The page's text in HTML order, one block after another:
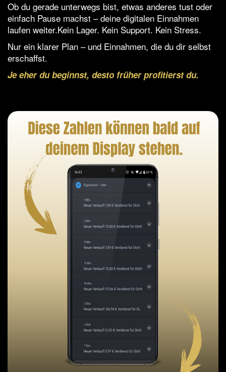
Ob du gerade unterwegs bist, etwas anderes tust oder
einfach Pause machst – deine digitalen Einnahmen
laufen weiter.Kein Lager. Kein Support. Kein Stress.
Nur ein klarer Plan – und Einnahmen, die du dir selbst
erschaffst.
Je eher du beginnst, desto früher profitierst du.